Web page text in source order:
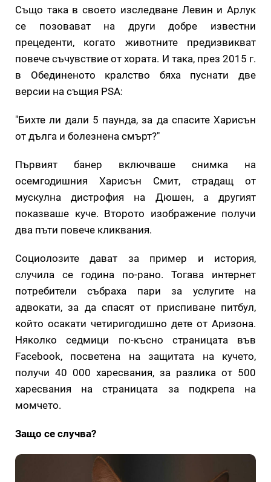
Също така в своето изследване Левин и Арлук
се позовават на други добре известни
прецеденти, когато животните предизвикват
повече съчувствие от хората. И така, през 2015 г.
в Обединеното кралство бяха пуснати две
версии на същия PSA:
"Бихте ли дали 5 паунда, за да спасите Харисън
от дълга и болезнена смърт?"
Първият банер включваше снимка на
осемгодишния Харисън Смит, страдащ от
мускулна дистрофия на Дюшен, а другият
показваше куче. Второто изображение получи
два пъти повече кликвания.
Социолозите дават за пример и история,
случила се година по-рано. Тогава интернет
потребители събраха пари за услугите на
адвокати, за да спасят от приспиване питбул,
който осакати четиригодишно дете от Аризона.
Няколко седмици по-късно страницата във
Facebook, посветена на защитата на кучето,
получи 40 000 харесвания, за разлика от 500
харесвания на страницата за подкрепа на
момчето.
Защо се случва?